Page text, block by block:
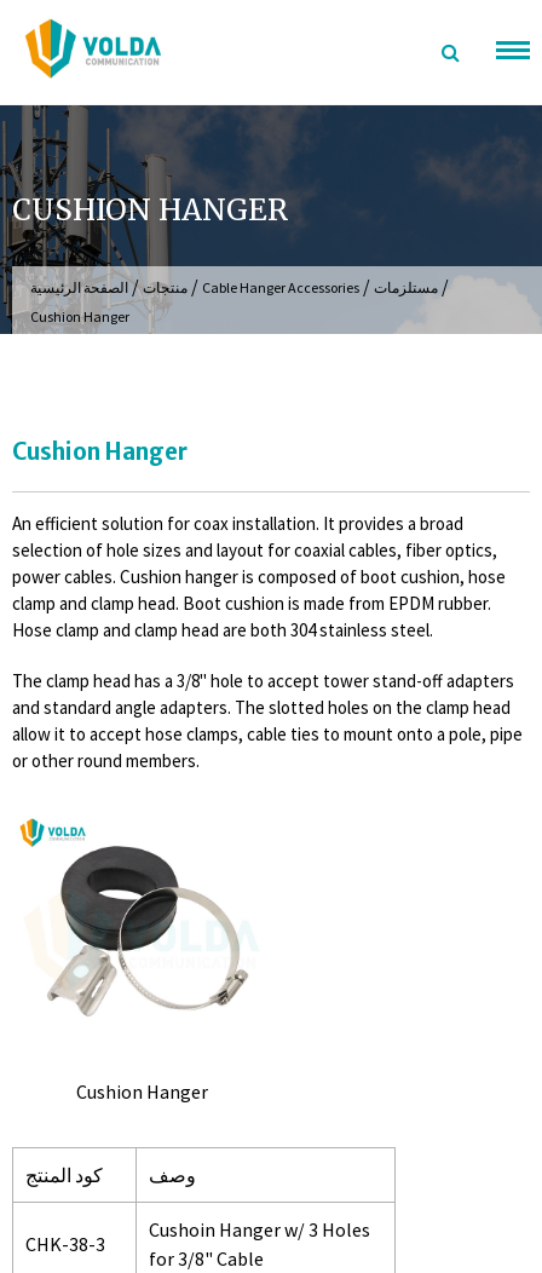
تخطى
الى
المحتوى
CUSHION HANGER
الصفحة الرئيسية/منتجات / Cable Hanger Accessories / مستلزمات /
Cushion Hanger
Cushion Hanger
An efficient solution for coax installation. It provides a broad
selection of hole sizes and layout for coaxial cables, fiber optics,
power cables. Cushion hanger is composed of boot cushion, hose
clamp and clamp head. Boot cushion is made from EPDM rubber.
Hose clamp and clamp head are both 304 stainless steel.
The clamp head has a 3/8" hole to accept tower stand-off adapters
and standard angle adapters. The slotted holes on the clamp head
allow it to accept hose clamps, cable ties to mount onto a pole, pipe
or other round members.
Cushion Hanger
كود المنتج وصف
CHK-38-3
Cushoin Hanger w/ 3 Holes
for 3/8" Cable